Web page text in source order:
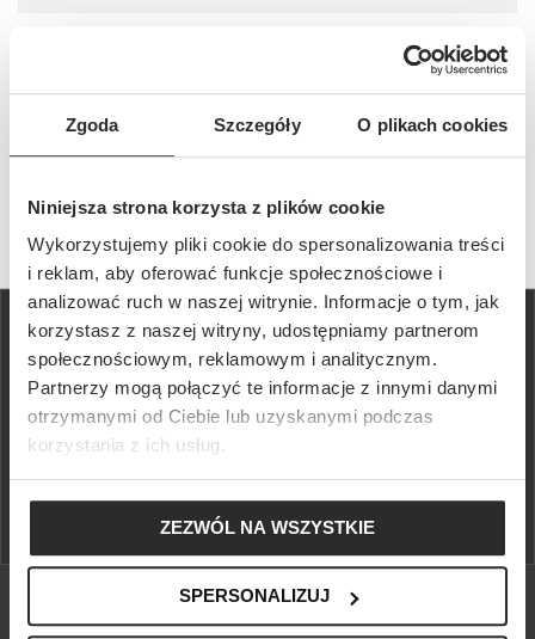
Zgoda Szczegóły O plikach cookies
Niniejsza strona korzysta z plików cookie
Wykorzystujemy pliki cookie do spersonalizowania treści
i reklam, aby oferować funkcje społecznościowe i
analizować ruch w naszej witrynie. Informacje o tym, jak
korzystasz z naszej witryny, udostępniamy partnerom
społecznościowym, reklamowym i analitycznym.
Partnerzy mogą połączyć te informacje z innymi danymi
otrzymanymi od Ciebie lub uzyskanymi podczas
korzystania z ich usług.
ZEZWÓL NA WSZYSTKIE
SPERSONALIZUJ
Use the 10% discount on the first purchase and get access to free
returns and special events in Sportofino Club.
FIND OUT MORE